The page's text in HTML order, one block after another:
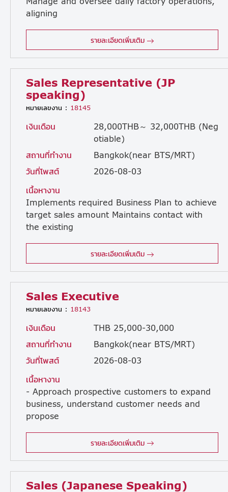
aligning
รายละเอียดเพิ่มเติม
Sales Representative (JP
speaking)
หมายเลขงาน : 18145
เงินเดือน
28,000THB～ 32,000THB (Neg
otiable)
สถานที่ทำงาน
Bangkok(near BTS/MRT)
วันที่โพสต์
2026-08-03
เนื้อหางาน
Implements required Business Plan to achieve
target sales amount Maintains contact with
the existing
รายละเอียดเพิ่มเติม
Sales Executive
หมายเลขงาน : 18143
เงินเดือน
THB 25,000-30,000
สถานที่ทำงาน
Bangkok(near BTS/MRT)
วันที่โพสต์
2026-08-03
เนื้อหางาน
- Approach prospective customers to expand
business, understand customer needs and
propose
รายละเอียดเพิ่มเติม
Sales (Japanese Speaking)